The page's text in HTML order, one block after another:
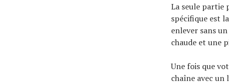
La seule partie
spécifique est
enlever sans
chaude et une
Une fois que
chaîne avec un